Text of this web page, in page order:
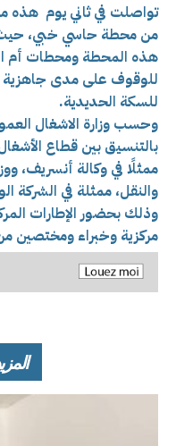
تواصلت في ثاني يوم هذه
من محطة حاسي خبي، حيث
هذه المحطة ومحطات أم
للوقوف على مدى جاهزية
للسكة الحديدية.
وحسب وزارة الاشغال
بالتنسيق بين قطاع
ممثلًا في وكالة أنسريف،
والنقل، ممثلة في الشركة
وذلك بحضور الإطارات
مركزية وخبراء ومختصين